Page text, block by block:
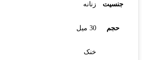
جنسیت زنانه
حجم 30 میل
خنک